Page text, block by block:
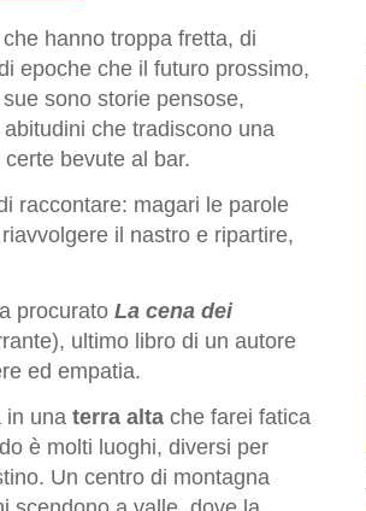
hanno troppa fretta, di
epoche che il futuro prossimo,
sono storie pensose,
che tradiscono una
bevute al bar.
raccontare: magari le parole
il nastro e ripartire,
procurato La cena dei
ultimo libro di un autore
ed empatia.
in una terra alta che farei fatica
è molti luoghi, diversi per
Un centro di montagna